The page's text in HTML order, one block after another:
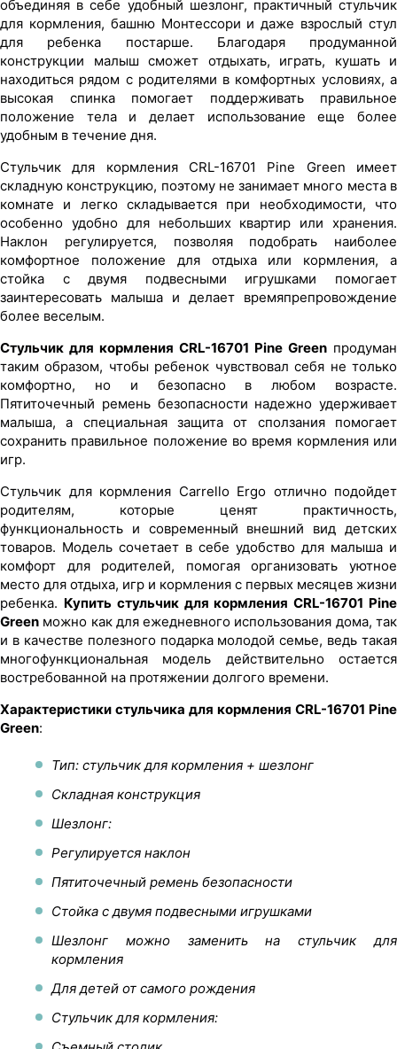
объединяя в себе удобный шезлонг, практичный стульчик
для кормления, башню Монтессори и даже взрослый стул
для ребенка постарше. Благодаря продуманной
конструкции малыш сможет отдыхать, играть, кушать и
находиться рядом с родителями в комфортных условиях, а
высокая спинка помогает поддерживать правильное
положение тела и делает использование еще более
удобным в течение дня.
Стульчик для кормления CRL-16701 Pine Green имеет
складную конструкцию, поэтому не занимает много места в
комнате и легко складывается при необходимости, что
особенно удобно для небольших квартир или хранения.
Наклон регулируется, позволяя подобрать наиболее
комфортное положение для отдыха или кормления, а
стойка с двумя подвесными игрушками помогает
заинтересовать малыша и делает времяпрепровождение
более веселым.
Стульчик для кормления CRL-16701 Pine Green продуман
таким образом, чтобы ребенок чувствовал себя не только
комфортно, но и безопасно в любом возрасте.
Пятиточечный ремень безопасности надежно удерживает
малыша, а специальная защита от сползания помогает
сохранить правильное положение во время кормления или
игр.
Стульчик для кормления Carrello Ergo отлично подойдет
родителям, которые ценят практичность,
функциональность и современный внешний вид детских
товаров. Модель сочетает в себе удобство для малыша и
комфорт для родителей, помогая организовать уютное
место для отдыха, игр и кормления с первых месяцев жизни
ребенка. Купить стульчик для кормления CRL-16701 Pine
Green можно как для ежедневного использования дома, так
и в качестве полезного подарка молодой семье, ведь такая
многофункциональная модель действительно остается
востребованной на протяжении долгого времени.
Характеристики стульчика для кормления CRL-16701 Pine
Green:
Тип: стульчик для кормления + шезлонг
Складная конструкция
Шезлонг:
Регулируется наклон
Пятиточечный ремень безопасности
Стойка с двумя подвесными игрушками
Шезлонг можно заменить на стульчик для
кормления
Для детей от самого рождения
Стульчик для кормления: